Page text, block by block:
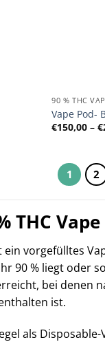
90 % THC
Vape Pod-
€150,00 –€
1 2
THC Vape
ein vorgefülltes
90 % liegt oder
bei denen
ist.
als